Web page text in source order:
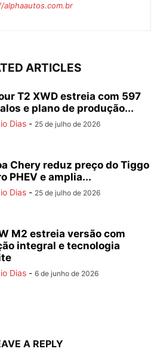
ARTICLES
T2 XWD estreia com 597
e plano de produção...
Dias - 25 de julho de 2026
Chery reduz preço do Tiggo
PHEV e amplia...
Dias - 25 de julho de 2026
M2 estreia versão com
integral e tecnologia
Dias - 6 de junho de 2026
A REPLY